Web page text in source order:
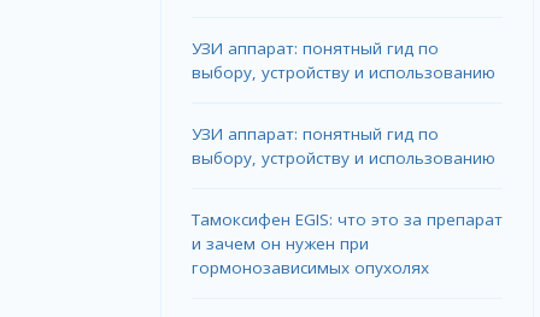
УЗИ аппарат: понятный гид по
выбору, устройству и использованию
УЗИ аппарат: понятный гид по
выбору, устройству и использованию
Тамоксифен EGIS: что это за препарат
и зачем он нужен при
гормонозависимых опухолях